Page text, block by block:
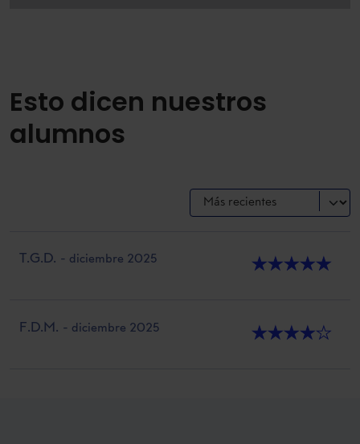
Esto dicen nuestros
alumnos
T.G.D. - diciembre 2025 ★★★★★
F.D.M. - diciembre 2025 ★★★★★